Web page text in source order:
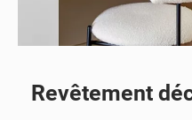
Revêtement